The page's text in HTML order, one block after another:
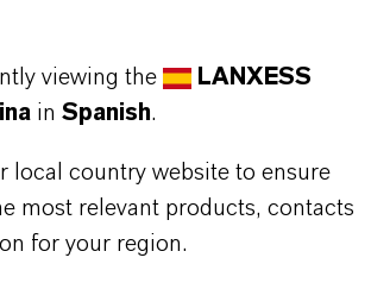
viewing the
LANXESS
in Spanish.
local country website to ensure
most relevant products, contacts
for your region.